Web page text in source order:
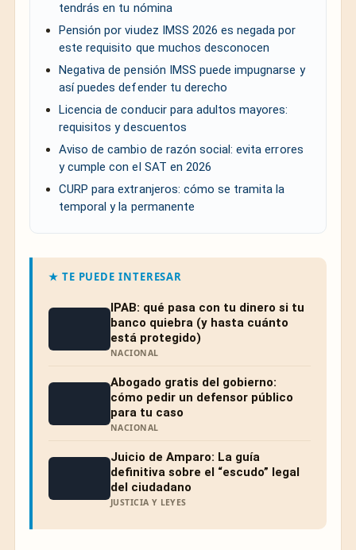
tendrás en tu nómina
Pensión por viudez IMSS 2026 es negada por
este requisito que muchos desconocen
Negativa de pensión IMSS puede impugnarse y
así puedes defender tu derecho
Licencia de conducir para adultos mayores:
requisitos y descuentos
Aviso de cambio de razón social: evita errores
y cumple con el SAT en 2026
CURP para extranjeros: cómo se tramita la
temporal y la permanente
★ TE PUEDE INTERESAR
IPAB: qué pasa con tu dinero si tu
banco quiebra (y hasta cuánto
está protegido)
NACIONAL
Abogado gratis del gobierno:
cómo pedir un defensor público
para tu caso
NACIONAL
Juicio de Amparo: La guía
definitiva sobre el “escudo” legal
del ciudadano
JUSTICIA Y LEYES